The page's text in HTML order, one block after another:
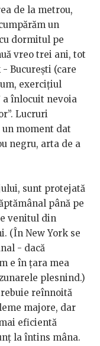
de la metrou,
un
dormitul pe
vreo trei ani, tot
București (care
exercițiul
a înlocuit nevoia
Lucruri
moment dat
negru, arta de a
sunt protejată
până pe
venitul din
(În New York se
- dacă
e în țara mea
plesnind.)
reînnoită
majore, dar
eficientă
la întins mâna.